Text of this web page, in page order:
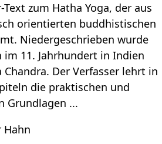
zum Hatha Yoga, der aus
orientierten buddhistischen
Niedergeschrieben wurde
11. Jahrhundert in Indien
Chandra. Der Verfasser lehrt in
die praktischen und
Grundlagen ...
Hahn